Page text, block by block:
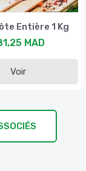
Entière 1 Kg
MAD
Voir